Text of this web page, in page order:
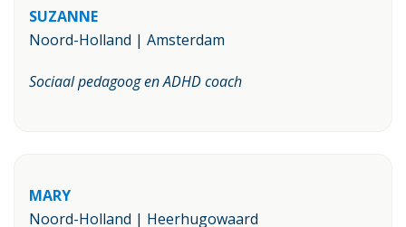
SUZANNE
Noord-Holland | Amsterdam
Sociaal pedagoog en ADHD coach
MARY
Noord-Holland | Heerhugowaard